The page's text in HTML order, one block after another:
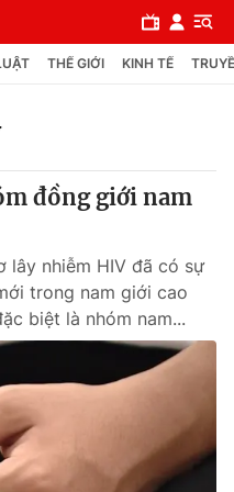
THẾ GIỚI KINH TẾ
đồng giới nam
lây nhiễm HIV đã có sự
trong nam giới cao
biệt là nhóm nam...